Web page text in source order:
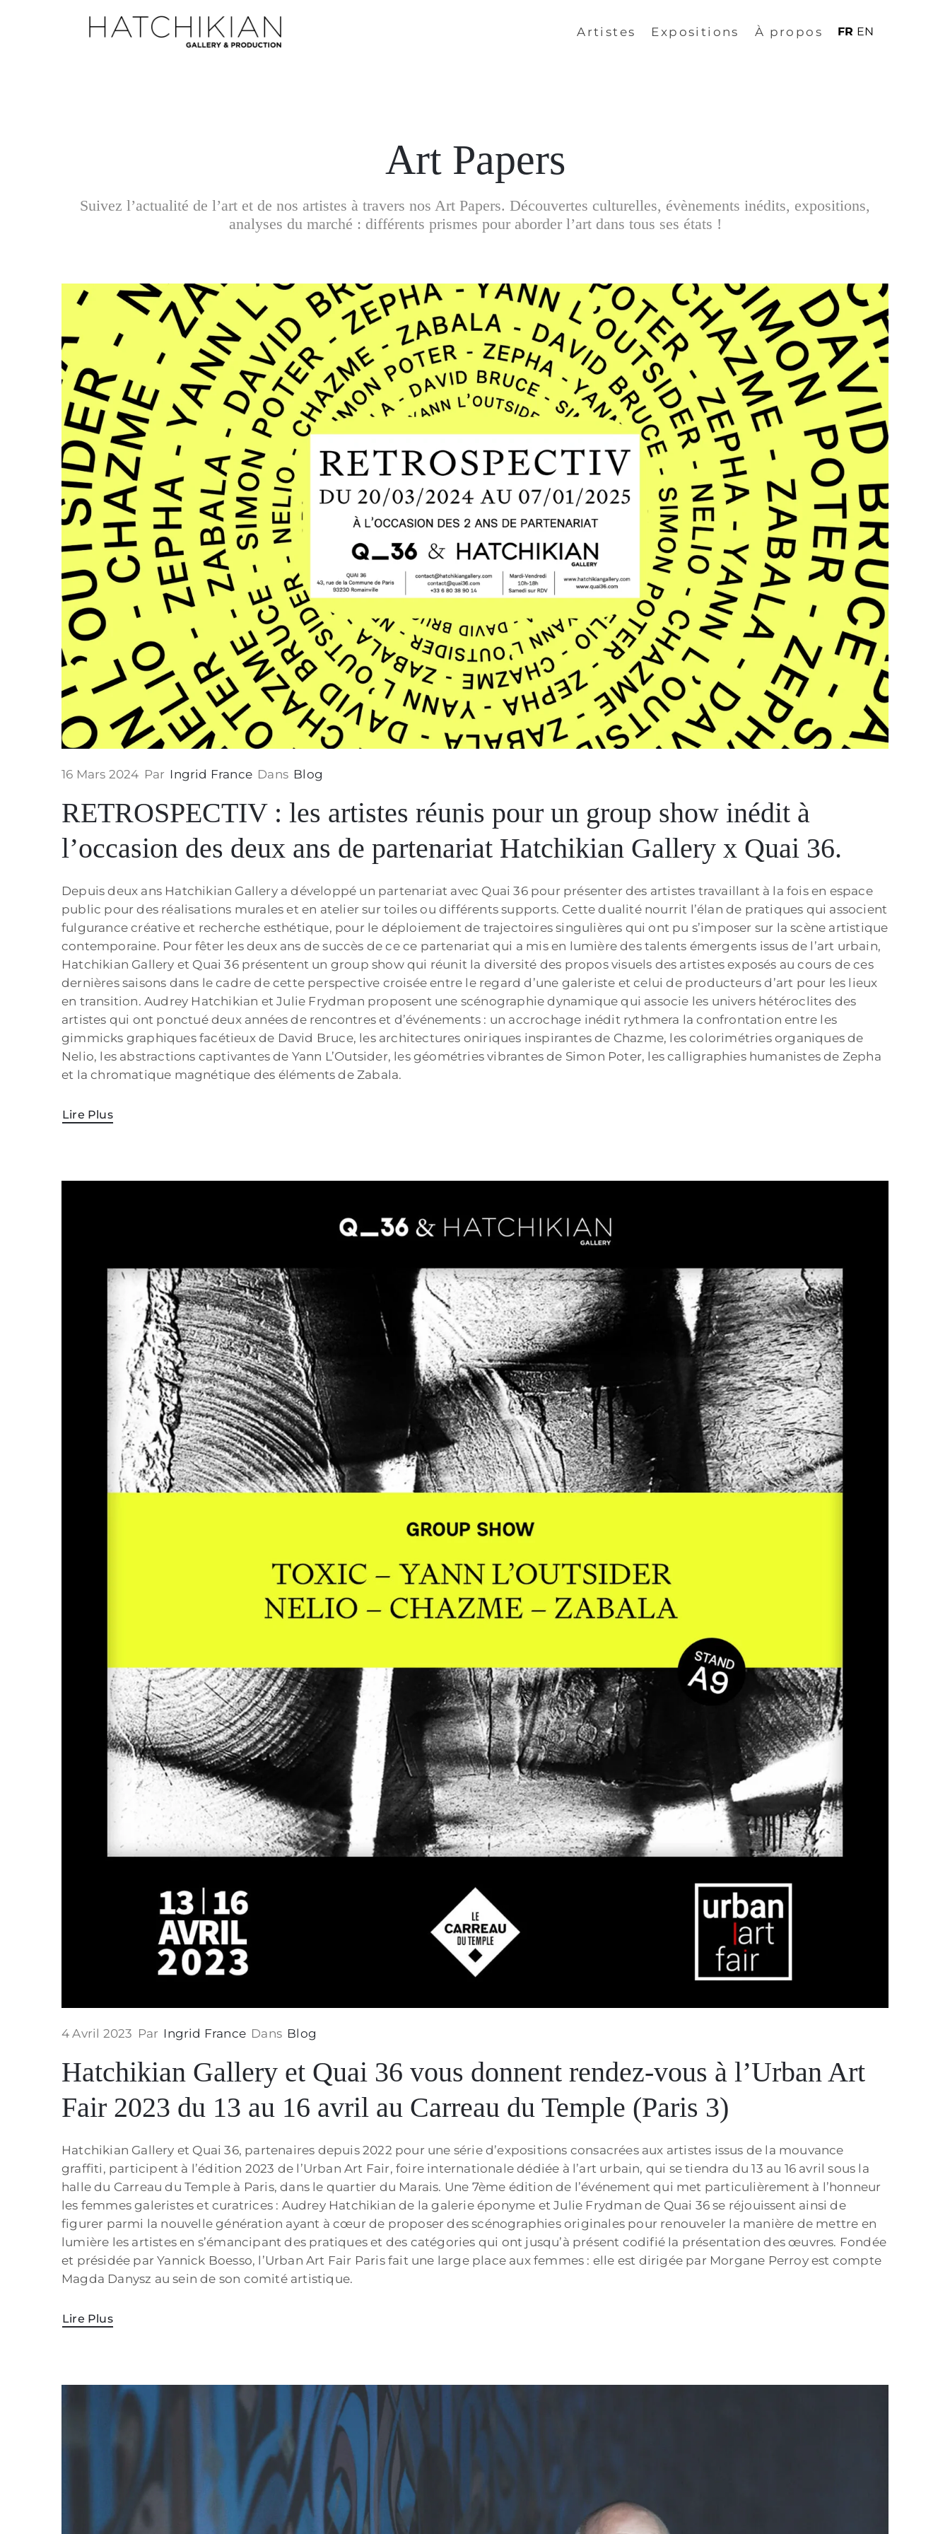
Artistes Expositions À propos FR EN
Art Papers
Suivez l’actualité de l’art et de nos artistes à travers nos Art Papers. Découvertes culturelles, évènements inédits, expositions,
analyses du marché : différents prismes pour aborder l’art dans tous ses états !
16 Mars 2024 Par Ingrid France Dans Blog
RETROSPECTIV : les artistes réunis pour un group show inédit à
l’occasion des deux ans de partenariat Hatchikian Gallery x Quai 36.
Depuis deux ans Hatchikian Gallery a développé un partenariat avec Quai 36 pour présenter des artistes travaillant à la fois en espace
public pour des réalisations murales et en atelier sur toiles ou différents supports. Cette dualité nourrit l’élan de pratiques qui associent
fulgurance créative et recherche esthétique, pour le déploiement de trajectoires singulières qui ont pu s’imposer sur la scène artistique
contemporaine. Pour fêter les deux ans de succès de ce ce partenariat qui a mis en lumière des talents émergents issus de l’art urbain,
Hatchikian Gallery et Quai 36 présentent un group show qui réunit la diversité des propos visuels des artistes exposés au cours de ces
dernières saisons dans le cadre de cette perspective croisée entre le regard d’une galeriste et celui de producteurs d’art pour les lieux
en transition. Audrey Hatchikian et Julie Frydman proposent une scénographie dynamique qui associe les univers hétéroclites des
artistes qui ont ponctué deux années de rencontres et d’événements : un accrochage inédit rythmera la confrontation entre les
gimmicks graphiques facétieux de David Bruce, les architectures oniriques inspirantes de Chazme, les colorimétries organiques de
Nelio, les abstractions captivantes de Yann L’Outsider, les géométries vibrantes de Simon Poter, les calligraphies humanistes de Zepha
et la chromatique magnétique des éléments de Zabala.
Lire Plus
4 Avril 2023 Par Ingrid France Dans Blog
Hatchikian Gallery et Quai 36 vous donnent rendez-vous à l’Urban Art
Fair 2023 du 13 au 16 avril au Carreau du Temple (Paris 3)
Hatchikian Gallery et Quai 36, partenaires depuis 2022 pour une série d’expositions consacrées aux artistes issus de la mouvance
graffiti, participent à l’édition 2023 de l’Urban Art Fair, foire internationale dédiée à l’art urbain, qui se tiendra du 13 au 16 avril sous la
halle du Carreau du Temple à Paris, dans le quartier du Marais. Une 7ème édition de l’événement qui met particulièrement à l’honneur
les femmes galeristes et curatrices : Audrey Hatchikian de la galerie éponyme et Julie Frydman de Quai 36 se réjouissent ainsi de
figurer parmi la nouvelle génération ayant à cœur de proposer des scénographies originales pour renouveler la manière de mettre en
lumière les artistes en s’émancipant des pratiques et des catégories qui ont jusqu’à présent codifié la présentation des œuvres. Fondée
et présidée par Yannick Boesso, l’Urban Art Fair Paris fait une large place aux femmes : elle est dirigée par Morgane Perroy est compte
Magda Danysz au sein de son comité artistique.
Lire Plus